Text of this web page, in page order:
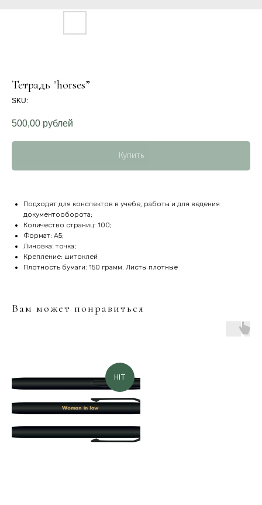
Тетрадь "horses”
SKU:
500,00 рублей
Купить
Подходят для конспектов в учебе, работы и для ведения
документооборота;
Количество страниц: 100;
Формат: A5;
Линовка: точка;
Крепление: шитоклей
Плотность бумаги: 150 грамм. Листы плотные
Вам может понравиться
HIT